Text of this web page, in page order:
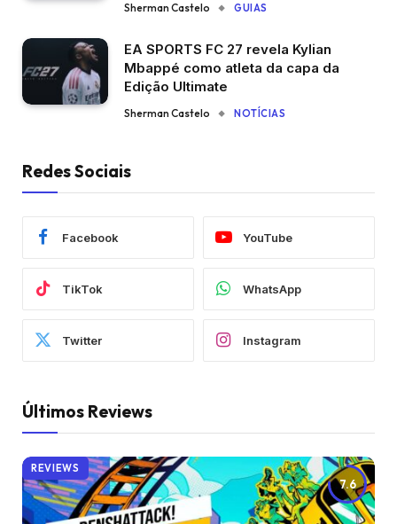
Sherman Castelo GUIAS
EA SPORTS FC 27 revela Kylian
Mbappé como atleta da capa da
Edição Ultimate
Sherman Castelo NOTÍCIAS
Redes Sociais
Facebook YouTube
TikTok WhatsApp
Twitter Instagram
Últimos Reviews
7.6
REVIEWS